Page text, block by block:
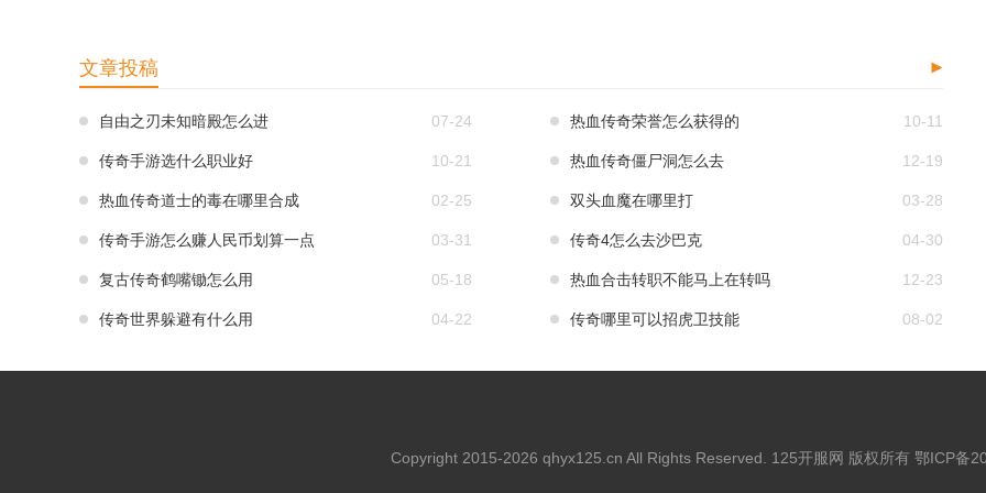
文章投稿
自由之刃未知暗殿怎么进 07-24 热血传奇荣誉怎么获得的 10-11
传奇手游选什么职业好 10-21 热血传奇僵尸洞怎么去 12-19
热血传奇道士的毒在哪里合成 02-25 双头血魔在哪里打 03-28
传奇手游怎么赚人民币划算一点 03-31 传奇4怎么去沙巴克 04-30
复古传奇鹤嘴锄怎么用 05-18 热血合击转职不能马上在转吗 12-23
传奇世界躲避有什么用 04-22 传奇哪里可以招虎卫技能 08-02
Copyright 2015-2026 qhyx125.cn All Rights Reserved. 125开服网 版权所有 鄂ICP备